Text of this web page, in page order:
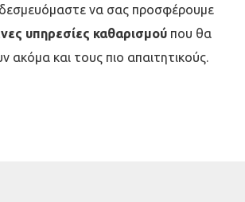
δεσμευόμαστε να σας προσφέρουμε
υπηρεσίες καθαρισμούπου θα
ακόμα και τους πιο απαιτητικούς.